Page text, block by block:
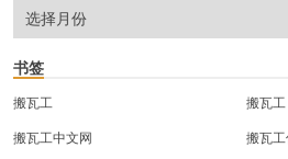
书签
搬瓦工
搬瓦工
搬瓦工中文网
搬瓦